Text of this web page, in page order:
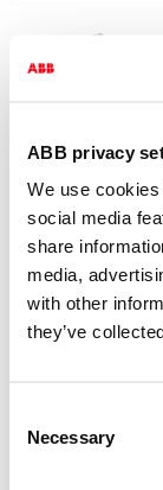
ABB privacy
We use
social media
share
media,
with other
they’ve
Selection
Necessary